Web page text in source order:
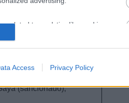
related to analytics like cookies on
related to personalization.
Access Privacy Policy
Costa – Hugo
(sancionado),